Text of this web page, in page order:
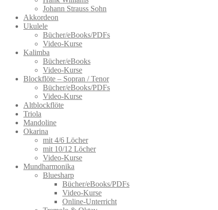
Johann Strauss Sohn
Akkordeon
Ukulele
Bücher/eBooks/PDFs
Video-Kurse
Kalimba
Bücher/eBooks
Video-Kurse
Blockflöte – Sopran / Tenor
Bücher/eBooks/PDFs
Video-Kurse
Altblockflöte
Triola
Mandoline
Okarina
mit 4/6 Löcher
mit 10/12 Löcher
Video-Kurse
Mundharmonika
Bluesharp
Bücher/eBooks/PDFs
Video-Kurse
Online-Unterricht